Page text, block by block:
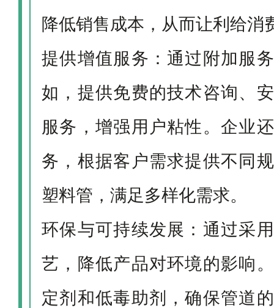
降低销售成本，从而让利给消
提供增值服务：通过附加服
如，提供免费的技术咨询、
服务，增强用户粘性。企业
务，根据客户需求提供不同
塑料管，满足多样化需求。
环保与可持续发展：通过采
艺，降低产品对环境的影响
定剂和低毒助剂，确保管道